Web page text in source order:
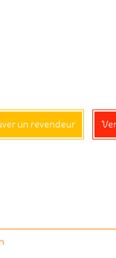
un revendeur